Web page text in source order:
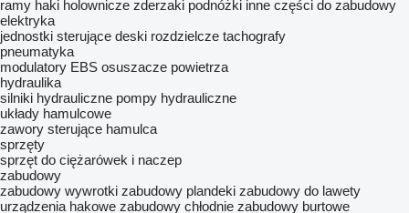
ramy haki holownicze zderzaki podnóżki inne części do zabudowy
elektryka
jednostki sterujące deski rozdzielcze tachografy
pneumatyka
modulatory EBS osuszacze powietrza
hydraulika
silniki hydrauliczne pompy hydrauliczne
układy hamulcowe
zawory sterujące hamulca
sprzęty
sprzęt do ciężarówek i naczep
zabudowy
zabudowy wywrotki zabudowy plandeki zabudowy do lawety
urządzenia hakowe zabudowy chłodnie zabudowy burtowe